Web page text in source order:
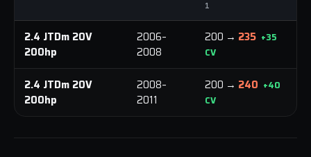
1
2.4 JTDm 20V
200hp
2006–
2008
200 → 235 +35
CV
2.4 JTDm 20V
200hp
2008–
2011
200 → 240 +40
CV